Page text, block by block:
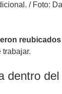
/ Foto:
trabajar.
dentro